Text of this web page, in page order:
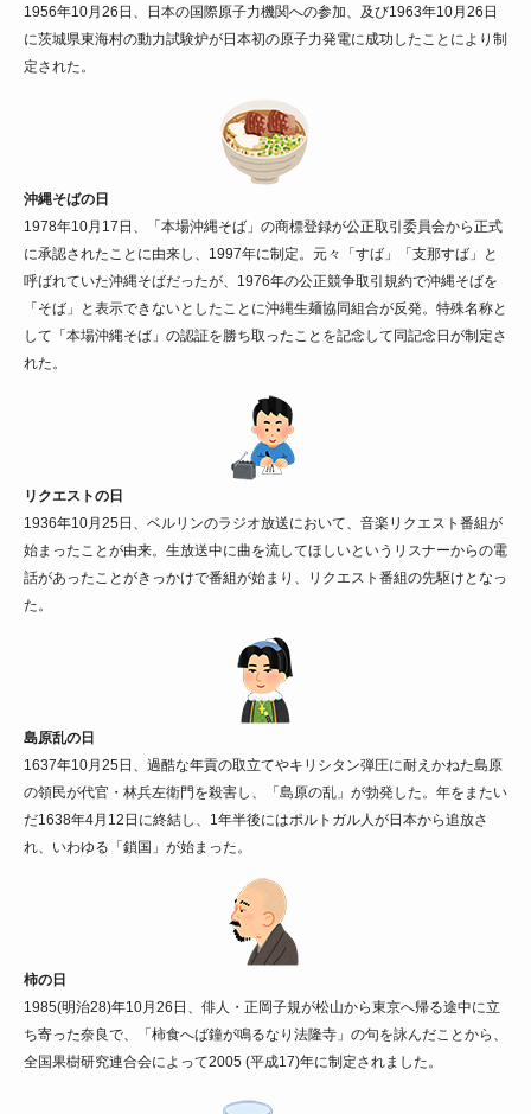
1956年10月26日、日本の国際原子力機関への参加、及び1963年10月26日
に茨城県東海村の動力試験炉が日本初の原子力発電に成功したことにより制
定された。
沖縄そばの日
1978年10月17日、「本場沖縄そば」の商標登録が公正取引委員会から正式
に承認されたことに由来し、1997年に制定。元々「すば」「支那すば」と
呼ばれていた沖縄そばだったが、1976年の公正競争取引規約で沖縄そばを
「そば」と表示できないとしたことに沖縄生麺協同組合が反発。特殊名称と
して「本場沖縄そば」の認証を勝ち取ったことを記念して同記念日が制定さ
れた。
リクエストの日
1936年10月25日、ベルリンのラジオ放送において、音楽リクエスト番組が
始まったことが由来。生放送中に曲を流してほしいというリスナーからの電
話があったことがきっかけで番組が始まり、リクエスト番組の先駆けとなっ
た。
島原乱の日
1637年10月25日、過酷な年貢の取立てやキリシタン弾圧に耐えかねた島原
の領民が代官・林兵左衛門を殺害し、「島原の乱」が勃発した。年をまたい
だ1638年4月12日に終結し、1年半後にはポルトガル人が日本から追放さ
れ、いわゆる「鎖国」が始まった。
柿の日
1985(明治28)年10月26日、俳人・正岡子規が松山から東京へ帰る途中に立
ち寄った奈良で、「柿食へば鐘が鳴るなり法隆寺」の句を詠んだことから、
全国果樹研究連合会によって2005 (平成17)年に制定されました。